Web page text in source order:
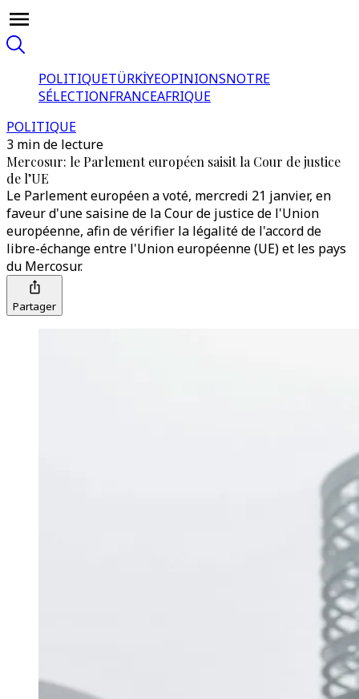
POLITIQUETÜRKİYEOPINIONSNOTRE
SÉLECTIONFRANCEAFRIQUE
POLITIQUE
3 min de lecture
Mercosur: le Parlement européen saisit la Cour de justice
de l’UE
Le Parlement européen a voté, mercredi 21 janvier, en
faveur d'une saisine de la Cour de justice de l'Union
européenne, afin de vérifier la légalité de l'accord de
libre-échange entre l'Union européenne (UE) et les pays
du Mercosur.
Partager